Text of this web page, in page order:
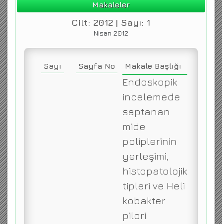
DERGİ HAKKINDA
ARAMA
İLETİŞİM
Makaleler
Cilt: 2012 | Sayı: 1
Nisan 2012
Sayı Sayfa No Makale Başlığı
Endoskopik
incelemede
saptanan
mide
poliplerinin
yerleşimi,
histopatolojik
tipleri ve Heli
kobakter
pilori